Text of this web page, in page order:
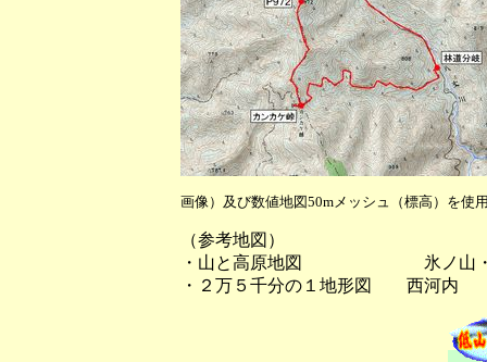
画像）及び数値地図50mメッシュ（標高）を
（参考地図）
・山と高原地図 氷ノ山・
・２万５千分の１地形図 西河内